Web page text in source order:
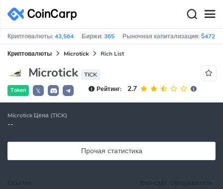
Криптовалюты:43,564 Биржи:365 Рыночная капитализация:
Криптовалюты Microtick Rich List
Microtick TICK
Token 𝕏 Рейтинг: 2.7
Microtick Цена (TICK)
--
Прочая статистика